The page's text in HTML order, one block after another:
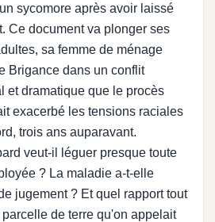
sycomore après avoir laissé
Ce document va plonger ses
sa femme de ménage
Brigance dans un conflit
et dramatique que le procès
exacerbé les tensions raciales
trois ans auparavant.
veut-il léguer presque toute
? La maladie a-t-elle
jugement ? Et quel rapport tout
de terre qu'on appelait